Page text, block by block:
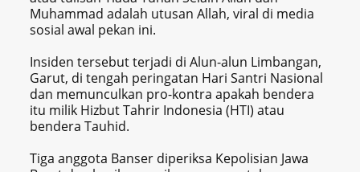
Muhammad adalah utusan Allah, viral di media
sosial awal pekan ini.
Insiden tersebut terjadi di Alun-alun Limbangan,
Garut, di tengah peringatan Hari Santri Nasional
dan memunculkan pro-kontra apakah bendera
itu milik Hizbut Tahrir Indonesia (HTI) atau
bendera Tauhid.
Tiga anggota Banser diperiksa Kepolisian Jawa